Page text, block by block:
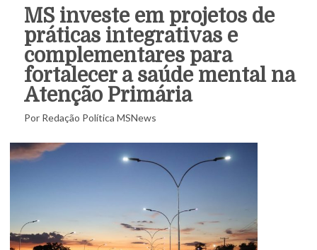
MS investe em projetos de
práticas integrativas e
complementares para
fortalecer a saúde mental na
Atenção Primária
Por Redação Política MSNews